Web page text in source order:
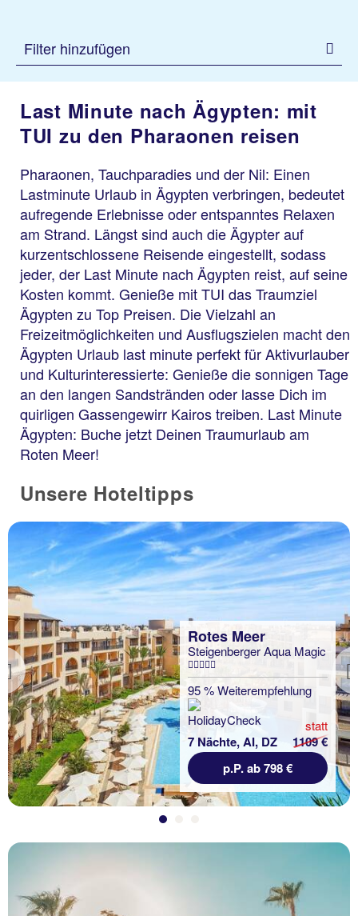
Filter hinzufügen
Last Minute nach Ägypten: mit
TUI zu den Pharaonen reisen
Pharaonen, Tauchparadies und der Nil: Einen
Lastminute Urlaub in Ägypten verbringen, bedeutet
aufregende Erlebnisse oder entspanntes Relaxen
am Strand. Längst sind auch die Ägypter auf
kurzentschlossene Reisende eingestellt, sodass
jeder, der Last Minute nach Ägypten reist, auf seine
Kosten kommt. Genieße mit TUI das Traumziel
Ägypten zu Top Preisen. Die Vielzahl an
Freizeitmöglichkeiten und Ausflugszielen macht den
Ägypten Urlaub last minute perfekt für Aktivurlauber
und Kulturinteressierte: Genieße die sonnigen Tage
an den langen Sandstränden oder lasse Dich im
quirligen Gassengewirr Kairos treiben. Last Minute
Ägypten: Buche jetzt Deinen Traumurlaub am
Roten Meer!
Unsere Hoteltipps
Previous
Rotes Meer
Steigenberger Aqua Magic
95 % Weiterempfehlung
7 Nächte, AI, DZ
statt
1109 €
p.P. ab 798 €